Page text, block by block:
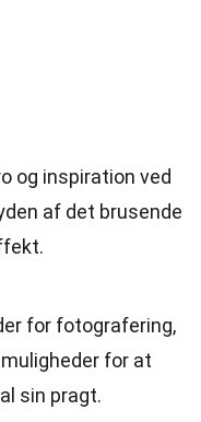
og inspiration ved
af det brusende
for fotografering,
for at
sin pragt.